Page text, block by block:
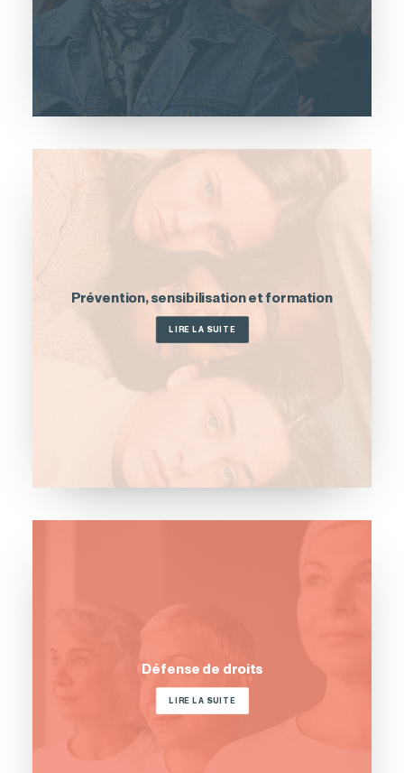
Prévention, sensibilisation et formation
LIRE LA SUITE
Défense de droits
LIRE LA SUITE